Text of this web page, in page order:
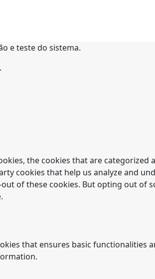
e teste do sistema.
the cookies that are categorized
cookies that help us analyze and
of these cookies. But opting out of
that ensures basic functionalities